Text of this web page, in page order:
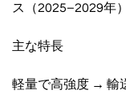
ス（2025–2029年）
主な特長
軽量で高強度 → 輸